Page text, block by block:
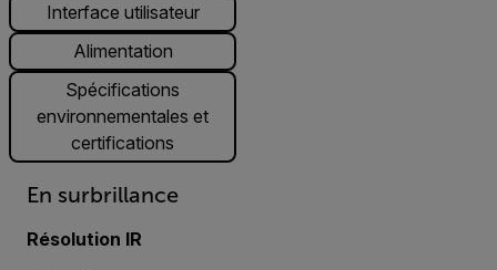
Interface utilisateur
Alimentation
Spécifications
environnementales et
certifications
En surbrillance
Résolution IR